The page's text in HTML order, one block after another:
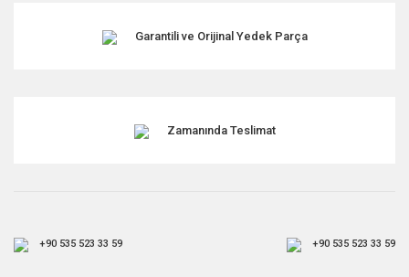
Garantili ve Orijinal Yedek Parça
Zamanında Teslimat
+90 535 523 33 59 +90 535 523 33 59